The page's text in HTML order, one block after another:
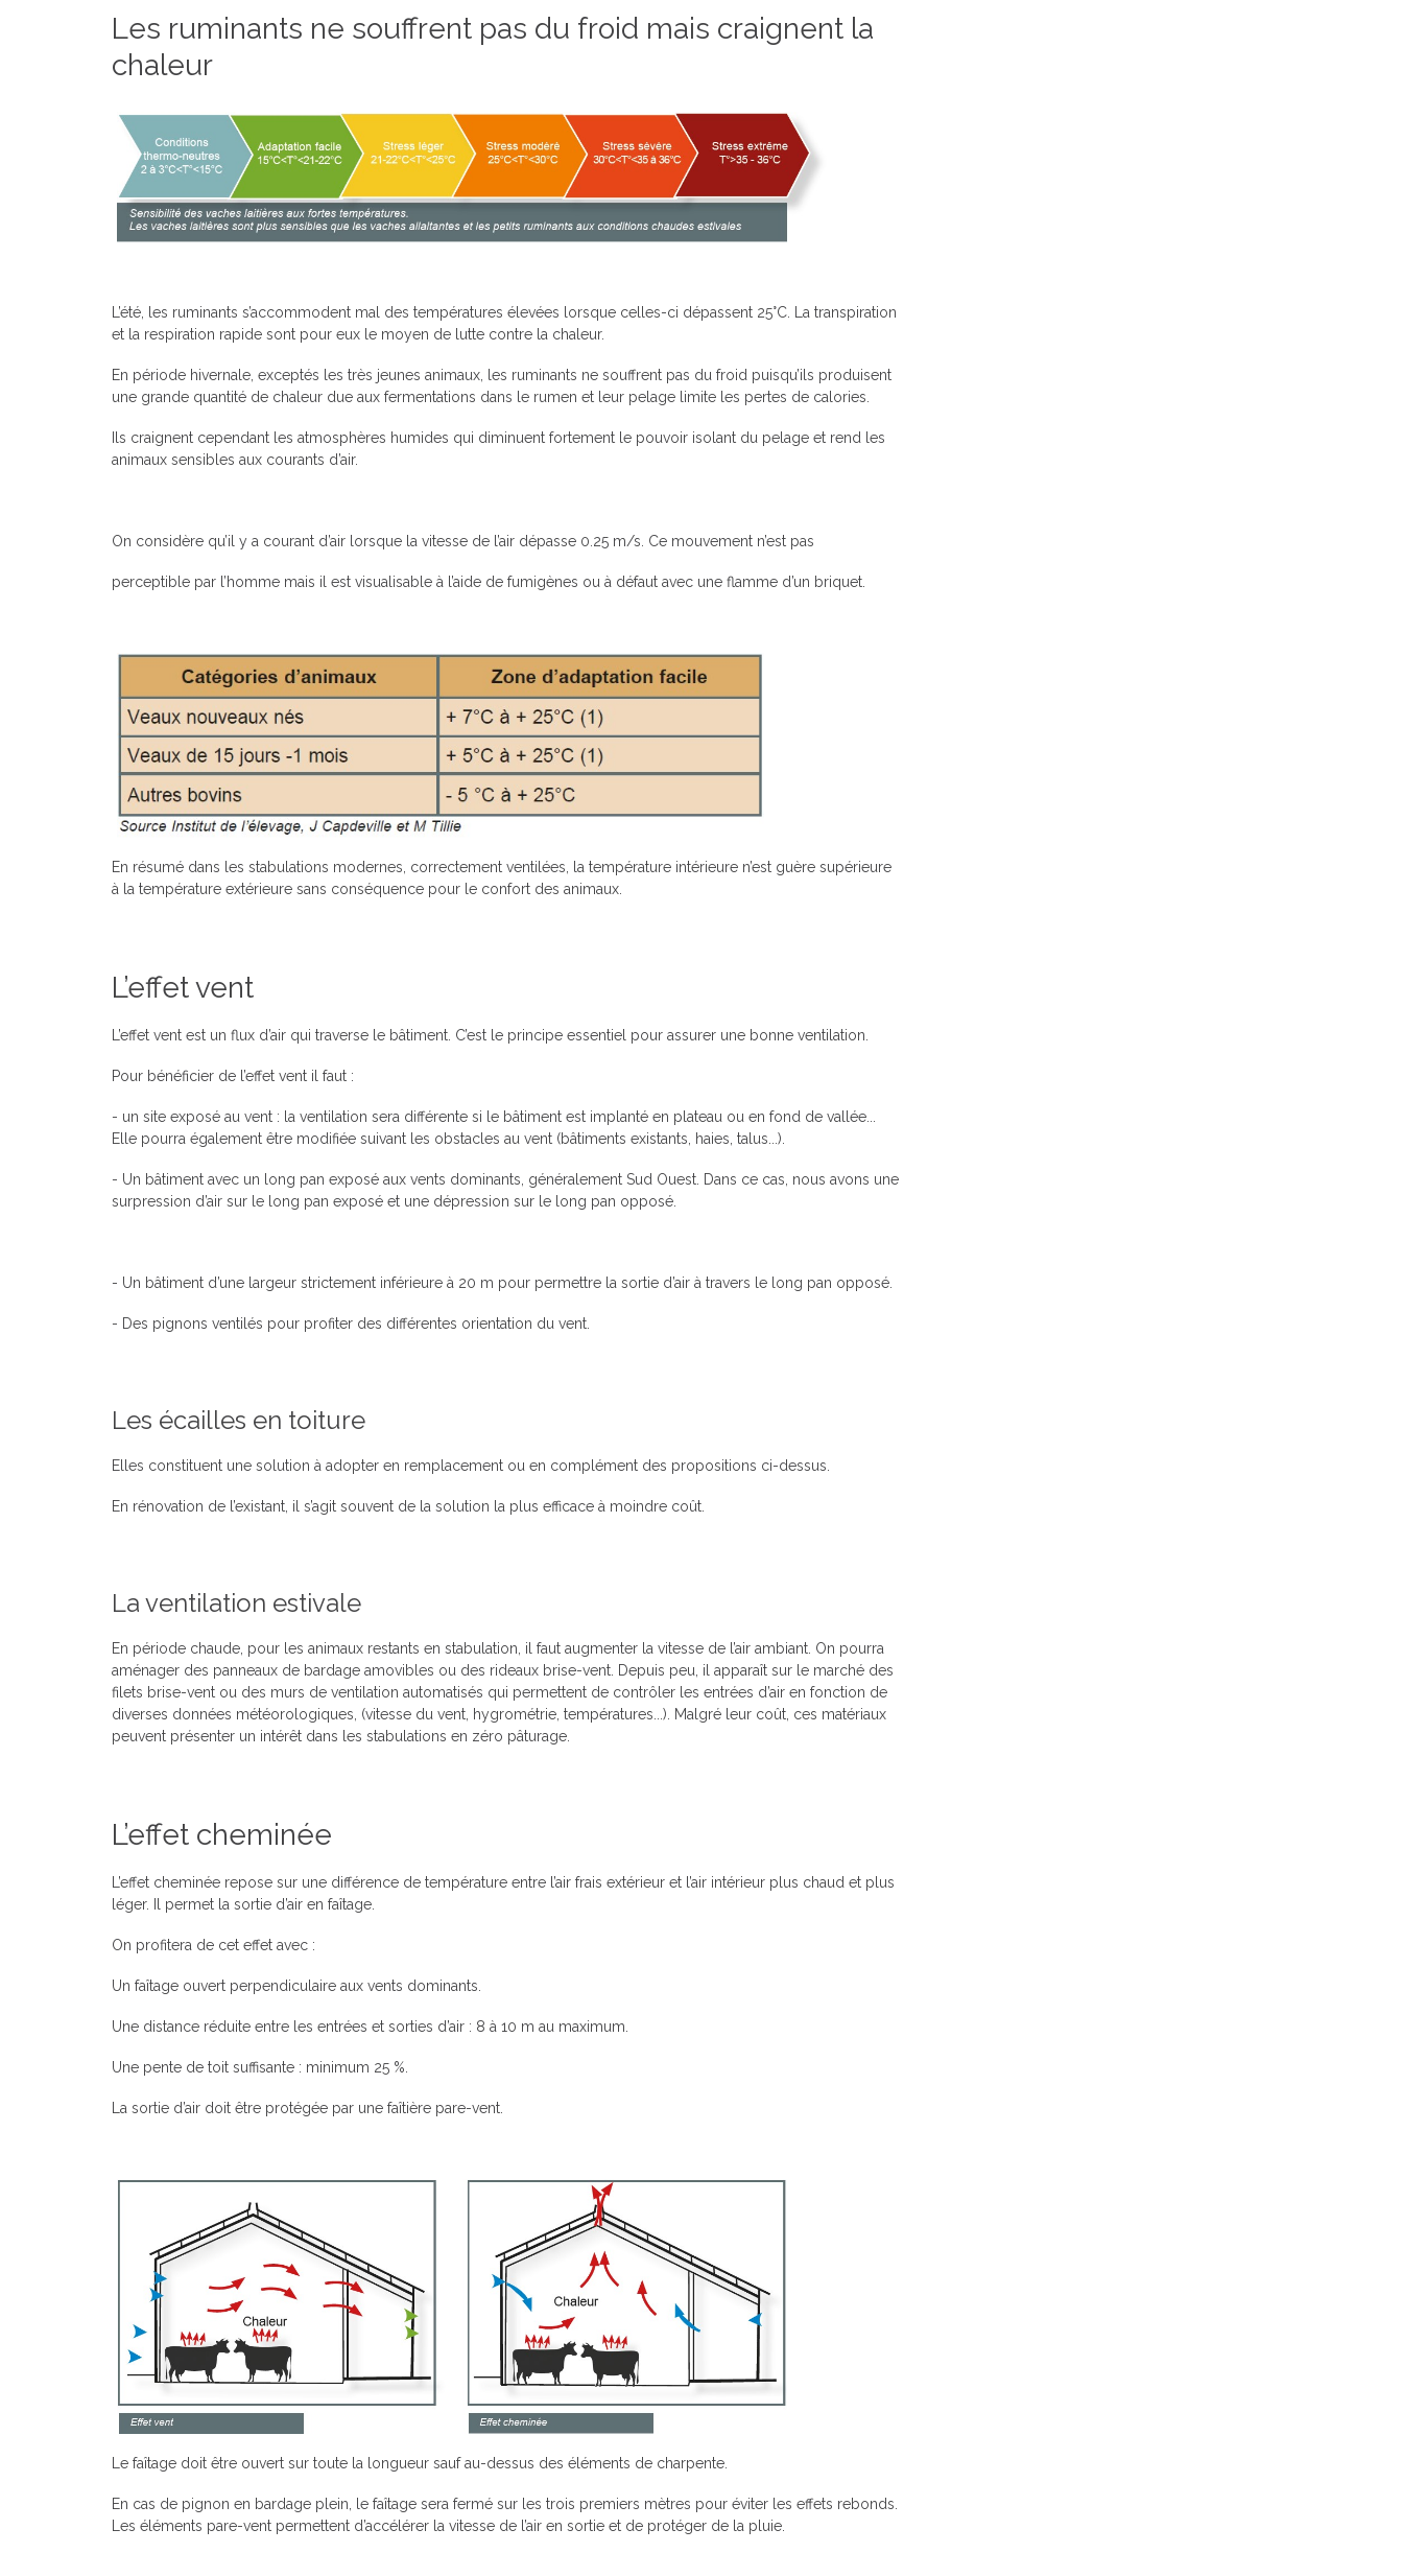
Les ruminants ne souffrent pas du froid mais craignent la
chaleur
L’été, les ruminants s’accommodent mal des températures élevées lorsque celles-ci dépassent 25°C. La transpiration
et la respiration rapide sont pour eux le moyen de lutte contre la chaleur.
En période hivernale, exceptés les très jeunes animaux, les ruminants ne souffrent pas du froid puisqu’ils produisent
une grande quantité de chaleur due aux fermentations dans le rumen et leur pelage limite les pertes de calories.
Ils craignent cependant les atmosphères humides qui diminuent fortement le pouvoir isolant du pelage et rend les
animaux sensibles aux courants d’air.
On considère qu’il y a courant d’air lorsque la vitesse de l’air dépasse 0.25 m/s. Ce mouvement n’est pas
perceptible par l’homme mais il est visualisable à l’aide de fumigènes ou à défaut avec une flamme d’un briquet.
En résumé dans les stabulations modernes, correctement ventilées, la température intérieure n’est guère supérieure
à la température extérieure sans conséquence pour le confort des animaux.
L’effet vent
L’effet vent est un flux d’air qui traverse le bâtiment. C’est le principe essentiel pour assurer une bonne ventilation.
Pour bénéficier de l’effet vent il faut :
- un site exposé au vent : la ventilation sera différente si le bâtiment est implanté en plateau ou en fond de vallée...
Elle pourra également être modifiée suivant les obstacles au vent (bâtiments existants, haies, talus...).
- Un bâtiment avec un long pan exposé aux vents dominants, généralement Sud Ouest. Dans ce cas, nous avons une
surpression d’air sur le long pan exposé et une dépression sur le long pan opposé.
- Un bâtiment d’une largeur strictement inférieure à 20 m pour permettre la sortie d’air à travers le long pan opposé.
- Des pignons ventilés pour profiter des différentes orientation du vent.
Les écailles en toiture
Elles constituent une solution à adopter en remplacement ou en complément des propositions ci-dessus.
En rénovation de l’existant, il s’agit souvent de la solution la plus efficace à moindre coût.
La ventilation estivale
En période chaude, pour les animaux restants en stabulation, il faut augmenter la vitesse de l’air ambiant. On pourra
aménager des panneaux de bardage amovibles ou des rideaux brise-vent. Depuis peu, il apparaît sur le marché des
filets brise-vent ou des murs de ventilation automatisés qui permettent de contrôler les entrées d’air en fonction de
diverses données météorologiques, (vitesse du vent, hygrométrie, températures...). Malgré leur coût, ces matériaux
peuvent présenter un intérêt dans les stabulations en zéro pâturage.
L’effet cheminée
L’effet cheminée repose sur une différence de température entre l’air frais extérieur et l’air intérieur plus chaud et plus
léger. Il permet la sortie d’air en faîtage.
On profitera de cet effet avec :
Un faîtage ouvert perpendiculaire aux vents dominants.
Une distance réduite entre les entrées et sorties d’air : 8 à 10 m au maximum.
Une pente de toit suffisante : minimum 25 %.
La sortie d’air doit être protégée par une faîtière pare-vent.
Le faîtage doit être ouvert sur toute la longueur sauf au-dessus des éléments de charpente.
En cas de pignon en bardage plein, le faîtage sera fermé sur les trois premiers mètres pour éviter les effets rebonds.
Les éléments pare-vent permettent d’accélérer la vitesse de l’air en sortie et de protéger de la pluie.